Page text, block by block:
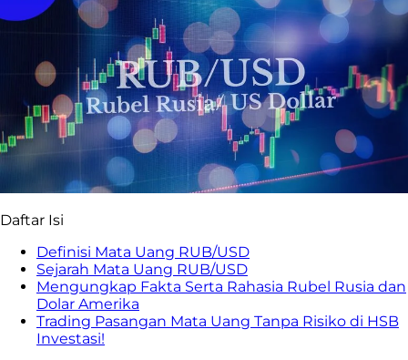
Daftar Isi
Definisi Mata Uang RUB/USD
Sejarah Mata Uang RUB/USD
Mengungkap Fakta Serta Rahasia Rubel Rusia dan
Dolar Amerika
Trading Pasangan Mata Uang Tanpa Risiko di HSB
Investasi!